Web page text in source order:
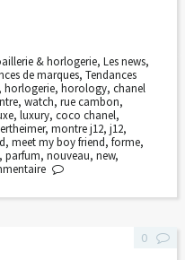
& horlogerie, Les news,
de marques, Tendances
,horlogerie,horology,chanel
, watch, rue cambon,
, luxury, coco chanel,
, montre j12, j12,
, meet my boy friend, forme,
parfum, nouveau, new,
0